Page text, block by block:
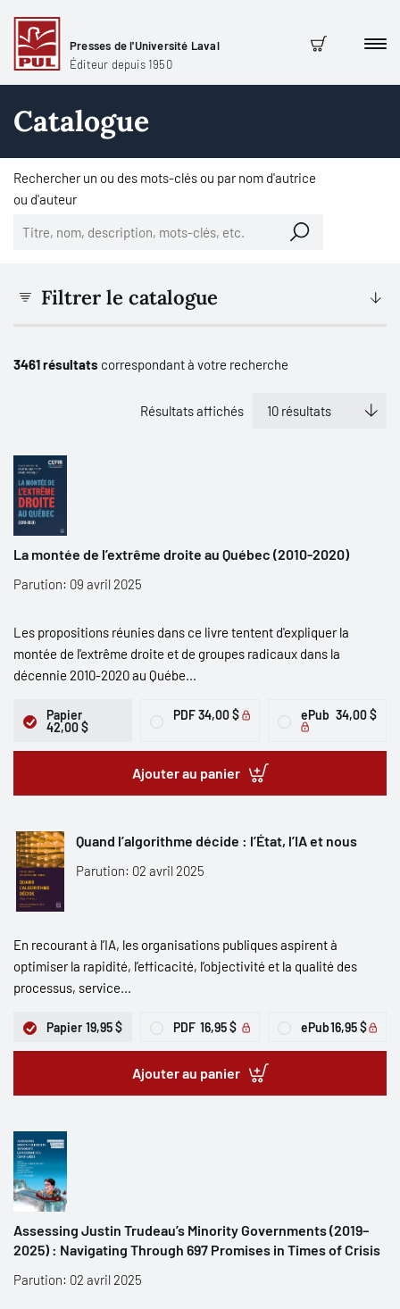
Presses de l'Université Laval
Éditeur depuis 1950
Panier
Catalogue
Rechercher un ou des mots-clés ou par nom d'autrice
ou d'auteur
Filtrer le catalogue
3461 résultats correspondant à votre recherche
Résultats affichés
La montée de l’extrême droite au Québec (2010-2020)
Parution: 09 avril 2025
Les propositions réunies dans ce livre tentent d'expliquer la
montée de l'extrême droite et de groupes radicaux dans la
décennie 2010-2020 au Québe...
Papier
42,00 $
PDF34,00 $ ePub 34,00 $
Ajouter au panier
Quand l’algorithme décide : l’État, l’IA et nous
Parution: 02 avril 2025
En recourant à l’IA, les organisations publiques aspirent à
optimiser la rapidité, l’efficacité, l’objectivité et la qualité des
processus, service...
Papier 19,95 $ PDF 16,95 $ ePub16,95 $
Ajouter au panier
Assessing Justin Trudeau’s Minority Governments (2019–
2025) : Navigating Through 697 Promises in Times of Crisis
Parution: 02 avril 2025